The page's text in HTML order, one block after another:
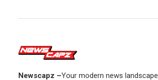
Newscapz –Your modern news landscape.